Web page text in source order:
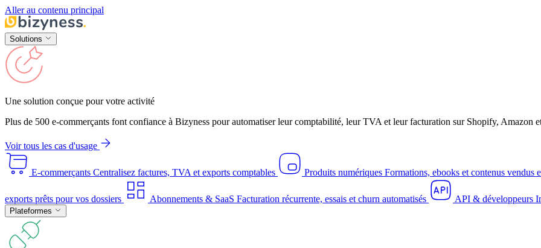
Aller au contenu principal
Solutions
Une solution conçue pour votre activité
Plus de 500 e-commerçants font confiance à Bizyness pour automatiser leur comptabilité, leur TVA et leur facturation sur Shopify, Amazon
Voir tous les cas d'usage
E-commerçants Centralisez factures, TVA et exports comptables Produits numériques Formations, ebooks et contenus vendus
exports prêts pour vos dossiers Abonnements & SaaS Facturation récurrente, essais et churn automatisés API & développeurs
Plateformes